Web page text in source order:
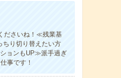
ださいね！≪残業基
り切り替えたい方
ョンもUP≫派手過ぎ
事です！